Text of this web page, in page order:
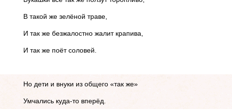
В такой же зелёной траве,
И так же безжалостно жалит крапива,
И так же поёт соловей.
Но дети и внуки из общего «так же»
Умчались куда-то вперёд.